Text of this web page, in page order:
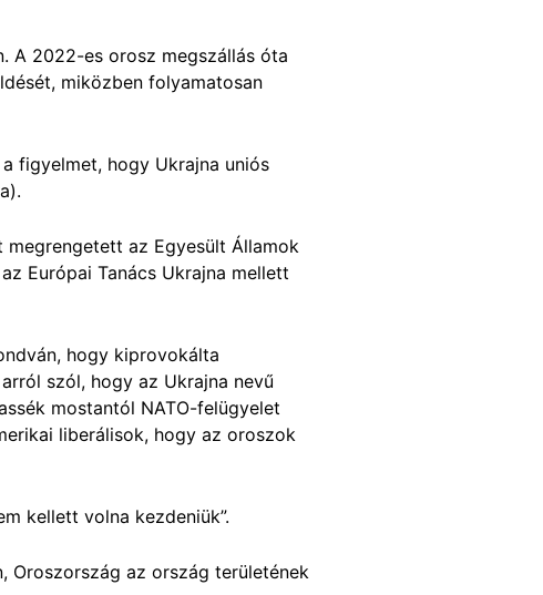
A 2022-es orosz megszállás óta
miközben folyamatosan
figyelmet, hogy Ukrajna uniós
az Egyesült Államok
az Európai Tanács Ukrajna mellett
hogy kiprovokálta
szól, hogy az Ukrajna nevű
mostantól NATO-felügyelet
liberálisok, hogy az oroszok
kellett volna kezdeniük”.
az ország területének